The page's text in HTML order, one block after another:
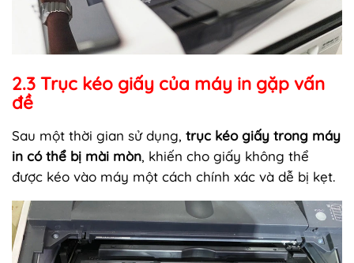
2.3 Trục kéo giấy của máy in gặp vấn
đề
Sau một thời gian sử dụng, trục kéo giấy trong máy
in có thể bị mài mòn, khiến cho giấy không thể
được kéo vào máy một cách chính xác và dễ bị kẹt.